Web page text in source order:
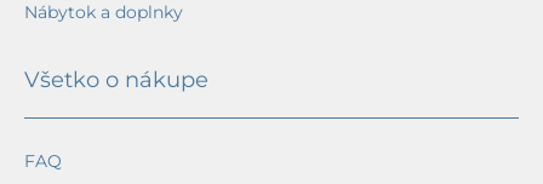
Nábytok a doplnky
Všetko o nákupe
FAQ